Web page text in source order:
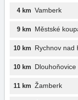
4 km Vamberk
9 km Městské
10 km Rychnov nad
10 km Dlouhoňovice
11 km Žamberk